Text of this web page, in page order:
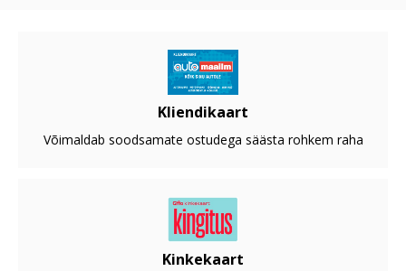
Kliendikaart
Võimaldab soodsamate ostudega säästa rohkem raha
Kinkekaart